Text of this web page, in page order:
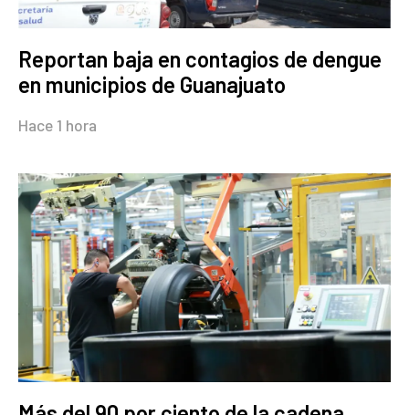
Reportan baja en contagios de dengue
en municipios de Guanajuato
Hace 1 hora